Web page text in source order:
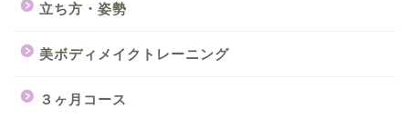
立ち方・姿勢
美ボディメイクトレーニング
３ヶ月コース